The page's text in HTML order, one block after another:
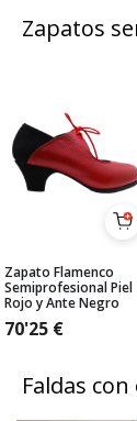
Zapatos
Zapato Flamenco
Semiprofesional Piel
Rojo y Ante Negro
70'25 €
Faldas